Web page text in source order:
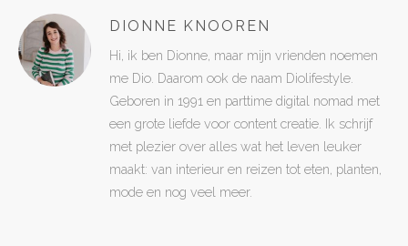
DIONNE KNOOREN
Hi, ik ben Dionne, maar mijn vrienden noemen
me Dio. Daarom ook de naam Diolifestyle.
Geboren in 1991 en parttime digital nomad met
een grote liefde voor content creatie. Ik schrijf
met plezier over alles wat het leven leuker
maakt: van interieur en reizen tot eten, planten,
mode en nog veel meer.